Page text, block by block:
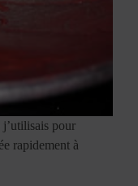
j’utilisais pour
rapidement à